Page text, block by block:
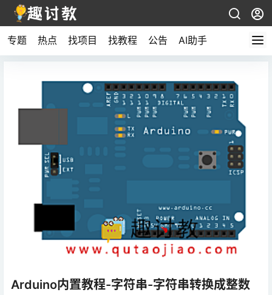
专题 热点 找项目 找教程 公告 AI助手
Arduino内置教程-字符串-字符串转换成整数